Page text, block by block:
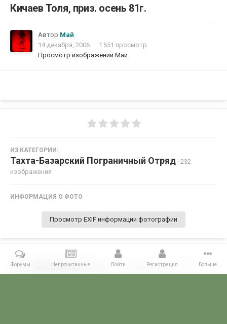
Кичаев Толя, приз. осень 81г.
Автор Май
14 декабря, 2006
1 551 просмотр
Просмотр изображений Май
ИЗ КАТЕГОРИИ:
Тахта-Базарский Пограничный Отряд · 232
изображения
ИНФОРМАЦИЯ О ФОТО
Просмотр EXIF информации фотографии
Поделиться Подписчики 0
Форумы Непрочитанные Войти Регистрация Больше